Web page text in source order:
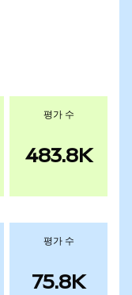
평가 수
483.8K
평가 수
75.8K